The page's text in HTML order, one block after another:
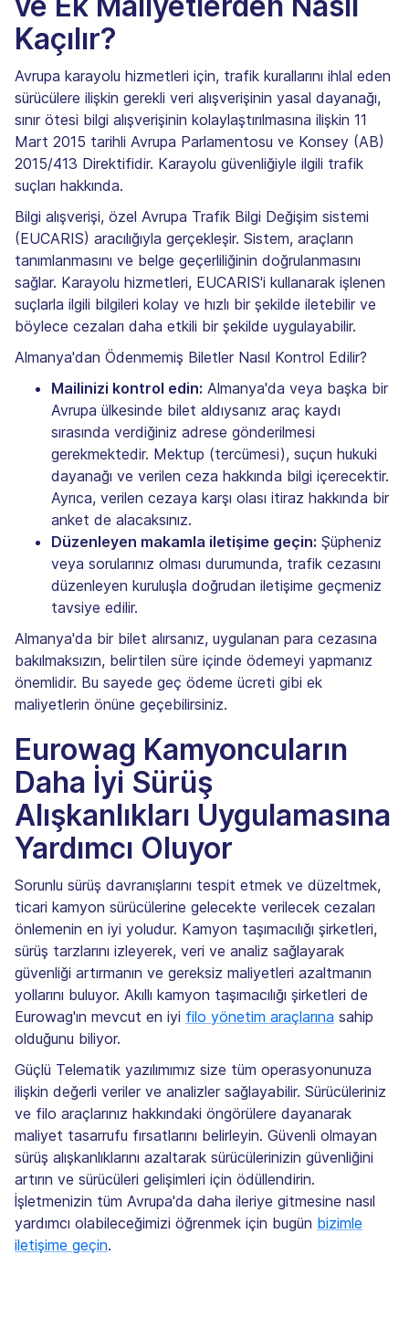
Kaçılır?
Avrupa karayolu hizmetleri için, trafik kurallarını ihlal eden
sürücülere ilişkin gerekli veri alışverişinin yasal dayanağı,
sınır ötesi bilgi alışverişinin kolaylaştırılmasına ilişkin 11
Mart 2015 tarihli Avrupa Parlamentosu ve Konsey (AB)
2015/413 Direktifidir. Karayolu güvenliğiyle ilgili trafik
suçları hakkında.
Bilgi alışverişi, özel Avrupa Trafik Bilgi Değişim sistemi
(EUCARIS) aracılığıyla gerçekleşir. Sistem, araçların
tanımlanmasını ve belge geçerliliğinin doğrulanmasını
sağlar. Karayolu hizmetleri, EUCARIS'i kullanarak işlenen
suçlarla ilgili bilgileri kolay ve hızlı bir şekilde iletebilir ve
böylece cezaları daha etkili bir şekilde uygulayabilir.
Almanya'dan Ödenmemiş Biletler Nasıl Kontrol Edilir?
Mailinizi kontrol edin: Almanya'da veya başka bir
Avrupa ülkesinde bilet aldıysanız araç kaydı
sırasında verdiğiniz adrese gönderilmesi
gerekmektedir. Mektup (tercümesi), suçun hukuki
dayanağı ve verilen ceza hakkında bilgi içerecektir.
Ayrıca, verilen cezaya karşı olası itiraz hakkında bir
anket de alacaksınız.
Düzenleyen makamla iletişime geçin: Şüpheniz
veya sorularınız olması durumunda, trafik cezasını
düzenleyen kuruluşla doğrudan iletişime geçmeniz
tavsiye edilir.
Almanya'da bir bilet alırsanız, uygulanan para cezasına
bakılmaksızın, belirtilen süre içinde ödemeyi yapmanız
önemlidir. Bu sayede geç ödeme ücreti gibi ek
maliyetlerin önüne geçebilirsiniz.
Eurowag Kamyoncuların
Daha İyi Sürüş
Alışkanlıkları Uygulamasına
Yardımcı Oluyor
Sorunlu sürüş davranışlarını tespit etmek ve düzeltmek,
ticari kamyon sürücülerine gelecekte verilecek cezaları
önlemenin en iyi yoludur. Kamyon taşımacılığı şirketleri,
sürüş tarzlarını izleyerek, veri ve analiz sağlayarak
güvenliği artırmanın ve gereksiz maliyetleri azaltmanın
yollarını buluyor. Akıllı kamyon taşımacılığı şirketleri de
Eurowag'ın mevcut en iyi filo yönetim araçlarına sahip
olduğunu biliyor.
Güçlü Telematik yazılımımız size tüm operasyonunuza
ilişkin değerli veriler ve analizler sağlayabilir. Sürücüleriniz
ve filo araçlarınız hakkındaki öngörülere dayanarak
maliyet tasarrufu fırsatlarını belirleyin. Güvenli olmayan
sürüş alışkanlıklarını azaltarak sürücülerinizin güvenliğini
artırın ve sürücüleri gelişimleri için ödüllendirin.
İşletmenizin tüm Avrupa'da daha ileriye gitmesine nasıl
yardımcı olabileceğimizi öğrenmek için bugün bizimle
iletişime geçin.